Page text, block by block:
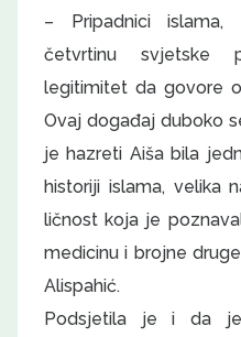
– Pripadnici
četvrtinu svjetske
legitimitet da govore
Ovaj događaj duboko
je hazreti Aiša bila
historiji islama, velika
ličnost koja je
medicinu i brojne
Alispahić.
Podsjetila je i da je